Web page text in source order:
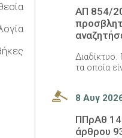
ΑΠ 854/
τα οποία
8 Αυγ
ΠΠρΑθ
άρθρου